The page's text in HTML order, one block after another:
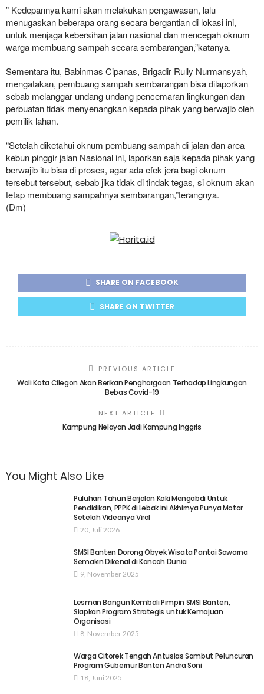
” Kedepannya kami akan melakukan pengawasan, lalu
menugaskan beberapa orang secara bergantian di lokasi ini,
untuk menjaga kebersihan jalan nasional dan mencegah oknum
warga membuang sampah secara sembarangan,”katanya.
Sementara itu, Babinmas Cipanas, Brigadir Rully Nurmansyah,
mengatakan, pembuang sampah sembarangan bisa dilaporkan
sebab melanggar undang undang pencemaran lingkungan dan
perbuatan tidak menyenangkan kepada pihak yang berwajib oleh
pemilik lahan.
“Setelah diketahui oknum pembuang sampah di jalan dan area
kebun pinggir jalan Nasional ini, laporkan saja kepada pihak yang
berwajib itu bisa di proses, agar ada efek jera bagi oknum
tersebut tersebut, sebab jika tidak di tindak tegas, si oknum akan
tetap membuang sampahnya sembarangan,”terangnya.
(Dm)
SHARE ON FACEBOOK
SHARE ON TWITTER
PREVIOUS ARTICLE
Wali Kota Cilegon Akan Berikan Penghargaan Terhadap Lingkungan
Bebas Covid-19
NEXT ARTICLE
Kampung Nelayan Jadi Kampung Inggris
You Might Also Like
Puluhan Tahun Berjalan Kaki Mengabdi Untuk
Pendidikan, PPPK di Lebak ini Akhirnya Punya Motor
Setelah Videonya Viral
20, Juli 2026
SMSI Banten Dorong Obyek Wisata Pantai Sawarna
Semakin Dikenal di Kancah Dunia
9, November 2025
Lesman Bangun Kembali Pimpin SMSI Banten,
Siapkan Program Strategis untuk Kemajuan
Organisasi
8, November 2025
Warga Citorek Tengah Antusias Sambut Peluncuran
Program Gubernur Banten Andra Soni
18, Juni 2025